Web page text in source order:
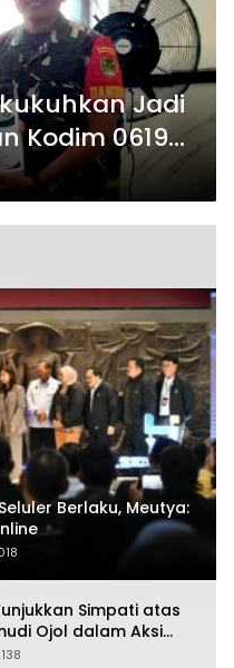
Jadi
Kodim 0619
Berlaku, Meutya:
Simpati atas
Ojol dalam Aksi